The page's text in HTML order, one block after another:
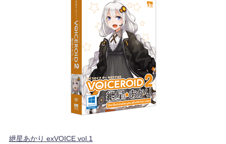
紲星あかり exVOICE vol.1